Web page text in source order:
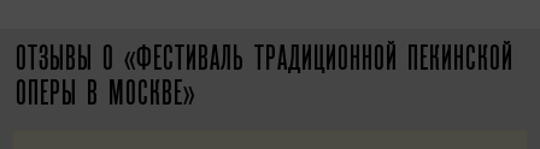
ОТЗЫВЫ О «ФЕСТИВАЛЬ ТРАДИЦИОННОЙ ПЕКИНСКОЙ
ОПЕРЫ В МОСКВЕ»